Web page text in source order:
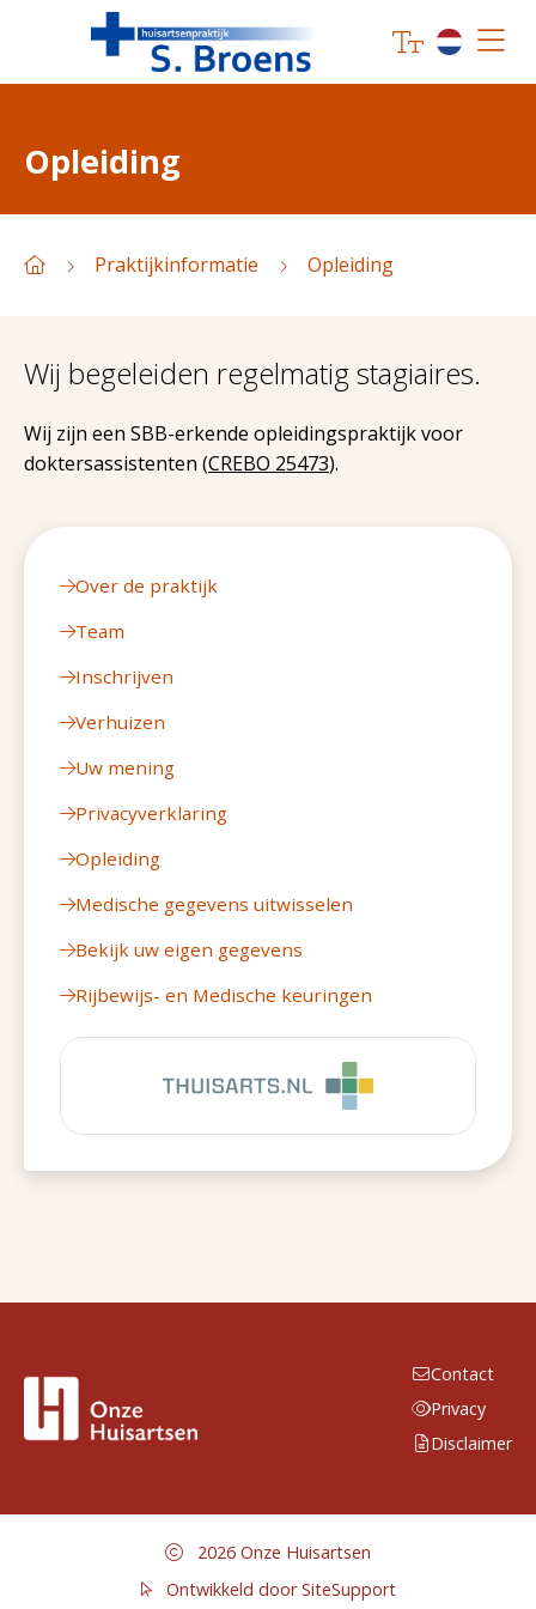
Opleiding
Praktijkinformatie Opleiding
Wij begeleiden regelmatig stagiaires.
Wij zijn een SBB-erkende opleidingspraktijk voor
doktersassistenten (CREBO 25473).
Over de praktijk
Team
Inschrijven
Verhuizen
Uw mening
Privacyverklaring
Opleiding
Medische gegevens uitwisselen
Bekijk uw eigen gegevens
Rijbewijs- en Medische keuringen
Contact
Privacy
Disclaimer
2026 Onze Huisartsen
Ontwikkeld door SiteSupport